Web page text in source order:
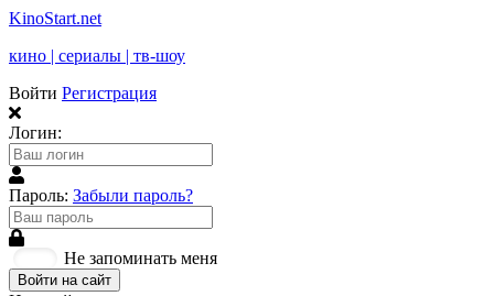
KinoStart.net
кино | сериалы | тв-шоу
Войти Регистрация
Логин:
Пароль: Забыли пароль?
Не запоминать меня
Войти на сайт